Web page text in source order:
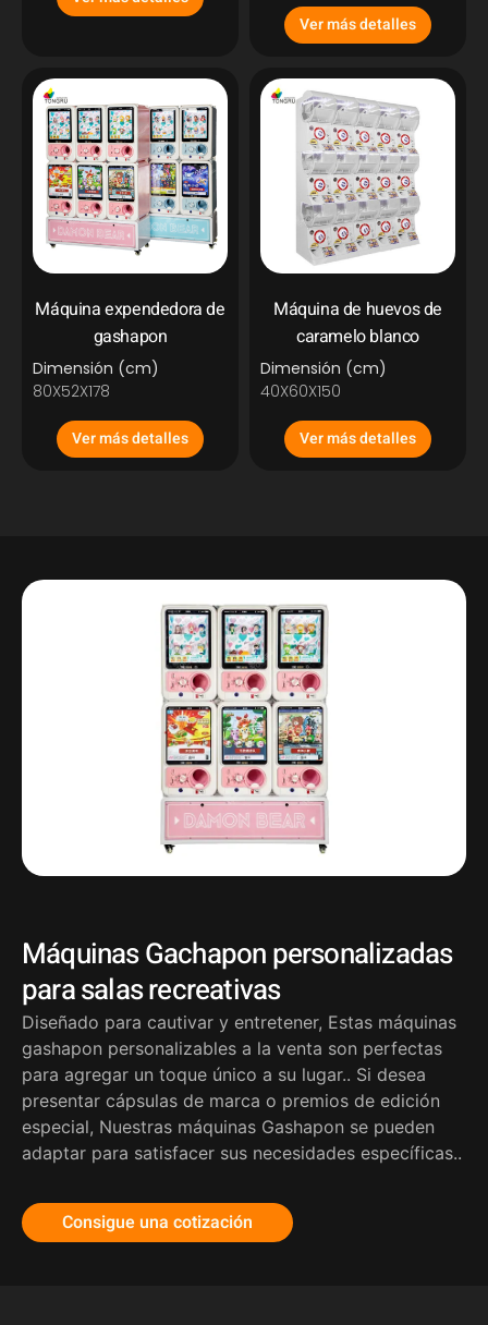
Ver más detalles
Máquina expendedora de
gashapon
Dimensión (cm)
80X52X178
Ver más detalles
Máquina de huevos de
caramelo blanco
Dimensión (cm)
40X60X150
Ver más detalles
Máquinas Gachapon personalizadas
para salas recreativas
Diseñado para cautivar y entretener, Estas máquinas
gashapon personalizables a la venta son perfectas
para agregar un toque único a su lugar.. Si desea
presentar cápsulas de marca o premios de edición
especial, Nuestras máquinas Gashapon se pueden
adaptar para satisfacer sus necesidades específicas..
Consigue una cotización